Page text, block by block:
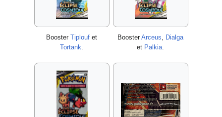
Booster Tiplouf et
Tortank.
Booster Arceus, Dialga
et Palkia.